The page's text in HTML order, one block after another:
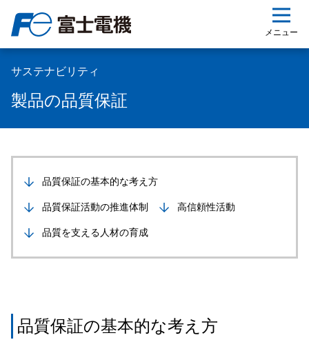
メニュー
サステナビリティ
製品の品質保証
品質保証の基本的な考え方
品質保証活動の推進体制 高信頼性活動
品質を支える人材の育成
品質保証の基本的な考え方